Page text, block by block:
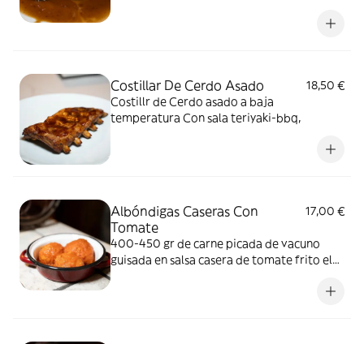
Costillar De Cerdo Asado
18,50 €
Costillr de Cerdo asado a baja
temperatura Con sala teriyaki-bbq,
Albóndigas Caseras Con
Tomate
17,00 €
400-450 gr de carne picada de vacuno
guisada en salsa casera de tomate frito el